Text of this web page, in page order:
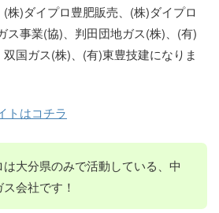
株)ダイプロ豊肥販売、(株)ダイプロ
ス事業(協)、判田団地ガス(株)、(有)
国ガス(株)、(有)東豊技建になりま
トはコチラ
は大分県のみで活動している、中
会社です！